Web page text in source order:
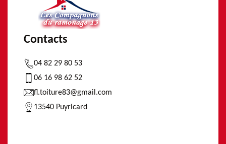
Contacts
04 82 29 80 53
06 16 98 62 52
fl.toiture83@gmail.com
13540 Puyricard